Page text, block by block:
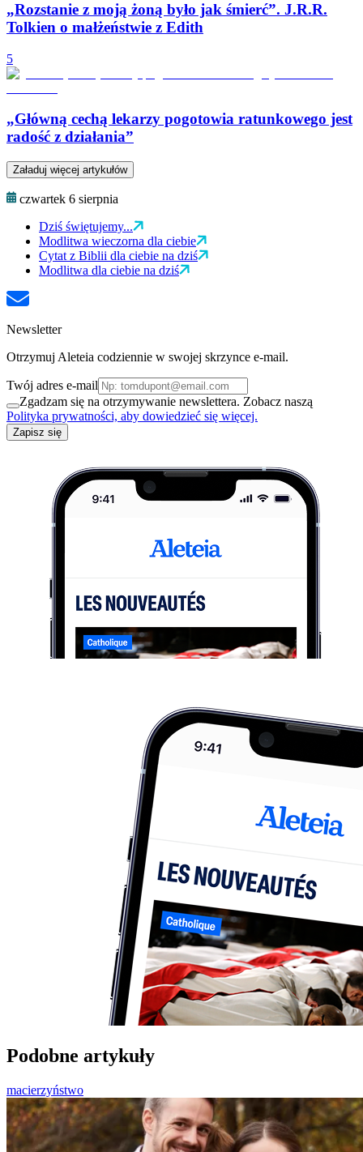
„Rozstanie z moją żoną było jak śmierć”. J.R.R.
Tolkien o małżeństwie z Edith
5
„Główną cechą lekarzy pogotowia ratunkowego jest
radość z działania”
Załaduj więcej artykułów
czwartek 6 sierpnia
Dziś świętujemy...
Modlitwa wieczorna dla ciebie
Cytat z Biblii dla ciebie na dziś
Modlitwa dla ciebie na dziś
Newsletter
Otrzymuj Aleteia codziennie w swojej skrzynce e-mail.
Twój adres e-mail
Zgadzam się na otrzymywanie newslettera. Zobacz naszą
Polityka prywatności, aby dowiedzieć się więcej.
Zapisz się
Podobne artykuły
macierzyństwo